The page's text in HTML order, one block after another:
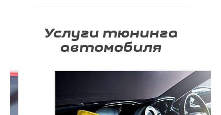
Услуги тюнинга
автомобиля